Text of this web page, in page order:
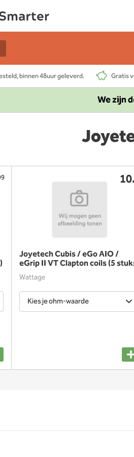
binnen 48uur geleverd. Gratis
We zijn
Joyetech Cubis / eGo AIO /
eGrip II VT Clapton coils (5
Wattage
Kies je ohm-waarde